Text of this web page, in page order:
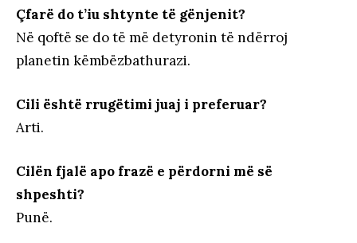
Çfarë do t’iu shtynte të gënjenit?
Në qoftë se do të më detyronin të ndërroj
planetin këmbëzbathurazi.
Cili është rrugëtimi juaj i preferuar?
Arti.
Cilën fjalë apo frazë e përdorni më së
shpeshti?
Punë.